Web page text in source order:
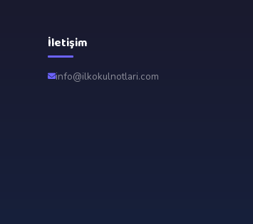
İletişim
info@ilkokulnotlari.com